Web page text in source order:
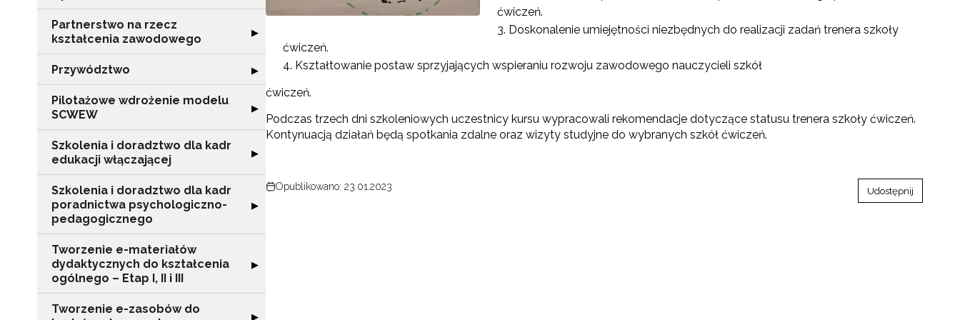
Partnerstwo na rzecz
kształcenia zawodowego
Rozwiń sekcję "Partnerstwo na rzecz kształcenia zawodowego"
▶
Przywództwo Rozwiń sekcję "Przywództwo"
▶
Pilotażowe wdrożenie modelu
SCWEW
Rozwiń sekcję "Pilotażowe wdrożenie modelu SCWEW"
▶
Szkolenia i doradztwo dla kadr
edukacji włączającej
Rozwiń sekcję "Szkolenia i doradztwo dla kadr edukacji włączającej"
▶
Szkolenia i doradztwo dla kadr
poradnictwa psychologiczno-
pedagogicznego
Rozwiń sekcję "Szkolenia i doradztwo dla kadr poradnictwa psychologiczno-pedagogicznego"
▶
Tworzenie e-materiałów
dydaktycznych do kształcenia
ogólnego – Etap I, II i III
Rozwiń sekcję "Tworzenie e-materiałów dydaktycznych do kształcenia ogólnego – Etap I, II i III"
▶
Tworzenie e-zasobów do
Rozwiń sekcję "Tworzenie e-zasobów do kształcenia zawodowego"
▶
ćwiczeń.
Doskonalenie umiejętności niezbędnych do realizacji zadań trenera szkoły
ćwiczeń.
Kształtowanie postaw sprzyjających wspieraniu rozwoju zawodowego nauczycieli szkół
ćwiczeń.
Podczas trzech dni szkoleniowych uczestnicy kursu wypracowali rekomendacje dotyczące statusu trenera szkoły ćwiczeń.
Kontynuacją działań będą spotkania zdalne oraz wizyty studyjne do wybranych szkół ćwiczeń.
Opublikowano: 23.01.2023 Udostępnij